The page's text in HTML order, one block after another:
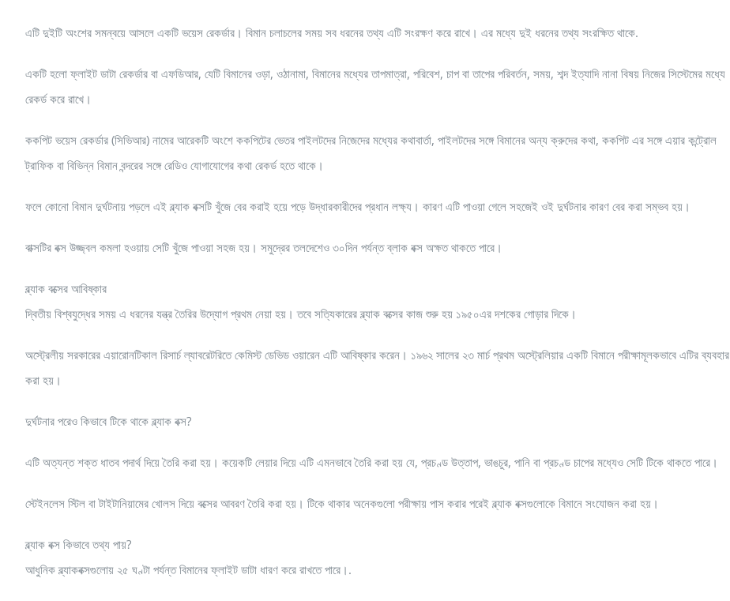
এটি দুইটি অংশের সমন্বয়ে আসলে একটি ভয়েস রেকর্ডার। বিমান চলাচলের সময় সব ধরনের তথ্য এটি সংরক্ষণ করে রাখে। এর মধ্যে দুই ধরনের তথ্য সংরক্ষিত থাকে.
একটি হলো ফ্লাইট ডাটা রেকর্ডার বা এফডিআর, যেটি বিমানের ওড়া, ওঠানামা, বিমানের মধ্যের তাপমাত্রা, পরিবেশ, চাপ বা তাপের পরিবর্তন, সময়, শব্দ ইত্যাদি নানা বিষয় নিজের সিস্টেমের মধ্যে
রেকর্ড করে রাখে।
ককপিট ভয়েস রেকর্ডার (সিভিআর) নামের আরেকটি অংশে ককপিটের ভেতর পাইলটদের নিজেদের মধ্যের কথাবার্তা, পাইলটদের সঙ্গে বিমানের অন্য ক্রুদের কথা, ককপিট এর সঙ্গে এয়ার কন্ট্রোল
ট্রাফিক বা বিভিন্ন বিমান বন্দরের সঙ্গে রেডিও যোগাযোগের কথা রেকর্ড হতে থাকে।
ফলে কোনো বিমান দুর্ঘটনায় পড়লে এই ব্ল্যাক বক্সটি খুঁজে বের করাই হয়ে পড়ে উদ্ধারকারীদের প্রধান লক্ষ্য। কারণ এটি পাওয়া গেলে সহজেই ওই দুর্ঘটনার কারণ বের করা সম্ভব হয়।
বাক্সটির বক্স উজ্জ্বল কমলা হওয়ায় সেটি খুঁজে পাওয়া সহজ হয়। সমুদ্রের তলদেশেও ৩০দিন পর্যন্ত ব্লাক বক্স অক্ষত থাকতে পারে।
ব্ল্যাক বক্সের আবিষ্কার
দ্বিতীয় বিশ্বযুদ্ধের সময় এ ধরনের যন্ত্র তৈরির উদ্যোগ প্রথম নেয়া হয়। তবে সত্যিকারের ব্ল্যাক বক্সের কাজ শুরু হয় ১৯৫০এর দশকের গোড়ার দিকে।
অস্ট্রেলীয় সরকারের এয়ারোনটিকাল রিসার্চ ল্যাবরেটরিতে কেমিস্ট ডেভিড ওয়ারেন এটি আবিষ্কার করেন। ১৯৬২ সালের ২৩ মার্চ প্রথম অস্ট্রেলিয়ার একটি বিমানে পরীক্ষামূলকভাবে এটির ব্যবহার
করা হয়।
দুর্ঘটনার পরেও কিভাবে টিকে থাকে ব্ল্যাক বক্স?
এটি অত্যন্ত শক্ত ধাতব পদার্থ দিয়ে তৈরি করা হয়। কয়েকটি লেয়ার দিয়ে এটি এমনভাবে তৈরি করা হয় যে, প্রচণ্ড উত্তাপ, ভাঙচুর, পানি বা প্রচণ্ড চাপের মধ্যেও সেটি টিকে থাকতে পারে।
স্টেইনলেস স্টিল বা টাইটানিয়ামের খোলস দিয়ে বক্সের আবরণ তৈরি করা হয়। টিকে থাকার অনেকগুলো পরীক্ষায় পাস করার পরেই ব্ল্যাক বক্সগুলোকে বিমানে সংযোজন করা হয়।
ব্ল্যাক বক্স কিভাবে তথ্য পায়?
আধুনিক ব্ল্যাকবক্সগুলোয় ২৫ ঘণ্টা পর্যন্ত বিমানের ফ্লাইট ডাটা ধারণ করে রাখতে পারে।.